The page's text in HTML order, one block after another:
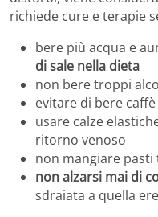
richiede cure e terapie
bere più acqua e
di sale nella dieta
non bere troppi
evitare di bere
usare calze
ritorno venoso
non mangiare
non alzarsi mai di
sdraiata a quella